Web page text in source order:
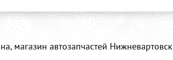
магазин автозапчастей Нижневартовск